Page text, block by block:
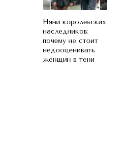
Няни королевских
наследников:
почему не стоит
недооценивать
женщин в тени